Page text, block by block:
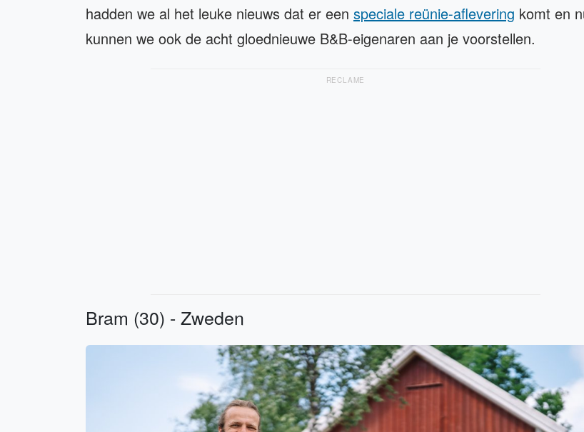
hadden we al het leuke nieuws dat er een speciale reünie-aflevering komt en
kunnen we ook de acht gloednieuwe B&B-eigenaren aan je voorstellen.
RECLAME
Bram (30) - Zweden